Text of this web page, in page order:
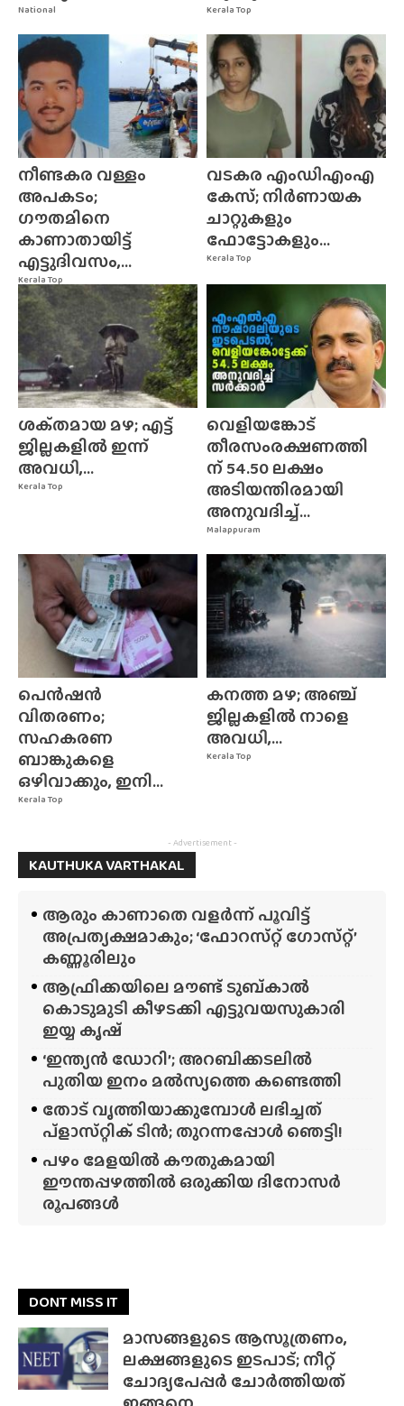
National Kerala Top
Kerala Top
നീണ്ടകര വള്ളം
അപകടം;
ഗൗതമിനെ
കാണാതായിട്ട്
എട്ടുദിവസം,...
Kerala Top
വടകര എംഡിഎംഎ
കേസ്; നിർണായക
ചാറ്റുകളും
ഫോട്ടോകളും...
Kerala Top
ശക്‌തമായ മഴ; എട്ട്
ജില്ലകളിൽ ഇന്ന്
അവധി,...
Malappuram
വെളിയങ്കോട്
തീരസംരക്ഷണത്തി
ന് 54.50 ലക്ഷം
അടിയന്തിരമായി
അനുവദിച്ച്...
Kerala Top
പെൻഷൻ
വിതരണം;
സഹകരണ
ബാങ്കുകളെ
ഒഴിവാക്കും, ഇനി...
Kerala Top
കനത്ത മഴ; അഞ്ച്
ജില്ലകളിൽ നാളെ
അവധി,...
- Advertisement -
KAUTHUKA VARTHAKAL
ആരും കാണാതെ വളർന്ന് പൂവിട്ട്
അപ്രത്യക്ഷമാകും; ‘ഫോറസ്‌റ്റ്‌ ഗോസ്‌റ്റ്’
കണ്ണൂരിലും
ആഫ്രിക്കയിലെ മൗണ്ട് ടുബ്‌കാൽ
കൊടുമുടി കീഴടക്കി എട്ടുവയസുകാരി
ഇയ്യ കൃഷ്
‘ഇന്ത്യൻ ഡോറി’; അറബിക്കടലിൽ
പുതിയ ഇനം മൽസ്യത്തെ കണ്ടെത്തി
തോട് വൃത്തിയാക്കുമ്പോൾ ലഭിച്ചത്
പ്‌ളാസ്‌റ്റിക് ടിൻ; തുറന്നപ്പോൾ ഞെട്ടി!
പഴം മേളയിൽ കൗതുകമായി
ഈന്തപ്പഴത്തിൽ ഒരുക്കിയ ദിനോസർ
രൂപങ്ങൾ
DONT MISS IT
മാസങ്ങളുടെ ആസൂത്രണം,
ലക്ഷങ്ങളുടെ ഇടപാട്; നീറ്റ്
ചോദ്യപേപ്പർ ചോർത്തിയത്